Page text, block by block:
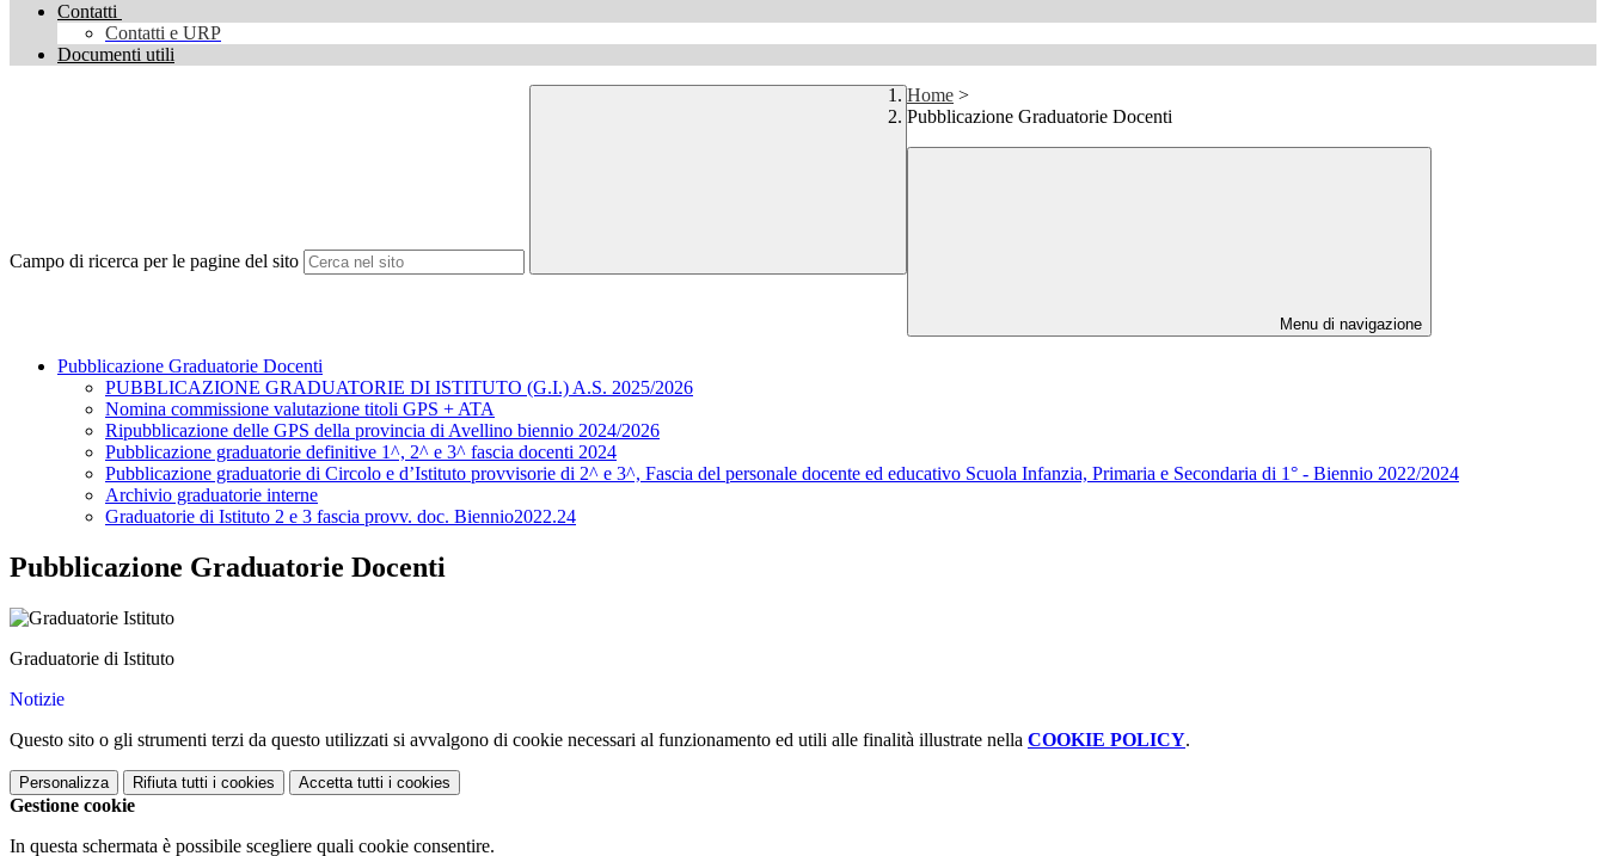
Contatti
Contatti e URP
Documenti utili
Campo di ricerca per le pagine del sito
Home >
Pubblicazione Graduatorie Docenti
Menu di navigazione
Pubblicazione Graduatorie Docenti
PUBBLICAZIONE GRADUATORIE DI ISTITUTO (G.I.) A.S. 2025/2026
Nomina commissione valutazione titoli GPS + ATA
Ripubblicazione delle GPS della provincia di Avellino biennio 2024/2026
Pubblicazione graduatorie definitive 1^, 2^ e 3^ fascia docenti 2024
Pubblicazione graduatorie di Circolo e d’Istituto provvisorie di 2^ e 3^, Fascia del personale docente ed educativo Scuola Infanzia, Primaria e Secondaria di 1° - Biennio 2022/2024
Archivio graduatorie interne
Graduatorie di Istituto 2 e 3 fascia provv. doc. Biennio2022.24
Pubblicazione Graduatorie Docenti
Graduatorie di Istituto
Notizie
Questo sito o gli strumenti terzi da questo utilizzati si avvalgono di cookie necessari al funzionamento ed utili alle finalità illustrate nella COOKIE POLICY.
Personalizza Rifiuta tutti i cookies Accetta tutti i cookies
Gestione cookie
In questa schermata è possibile scegliere quali cookie consentire.